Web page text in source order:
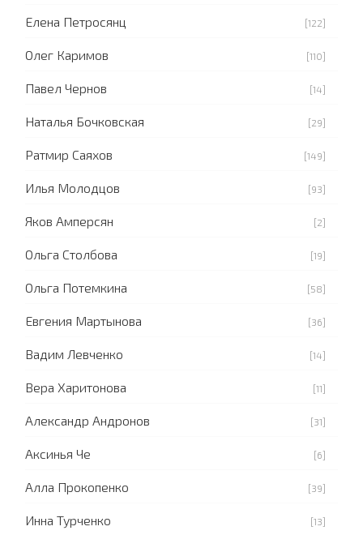
Елена Петросянц [122]
Олег Каримов [110]
Павел Чернов [14]
Наталья Бочковская [29]
Ратмир Саяхов [149]
Илья Молодцов [93]
Яков Амперсян [2]
Ольга Столбова [19]
Ольга Потемкина [58]
Евгения Мартынова [36]
Вадим Левченко [14]
Вера Харитонова [11]
Александр Андронов [31]
Аксинья Че [6]
Алла Прокопенко [39]
Инна Турченко [13]